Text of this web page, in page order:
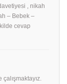
, nikah
– Bebek –
cevap